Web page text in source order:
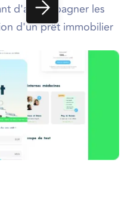
d'accompagner les
d'un prêt immobilier